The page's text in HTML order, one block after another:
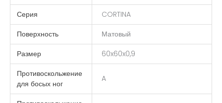
Серия
CORTINA
Поверхность
Матовый
Размер
60x60x0,9
Противоскольжение
для босых ног
A